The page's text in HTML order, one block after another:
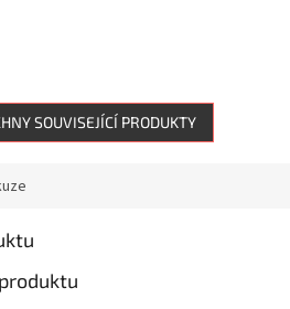
SOUVISEJÍCÍ PRODUKTY